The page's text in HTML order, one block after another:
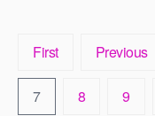
First Previous
7 8 9